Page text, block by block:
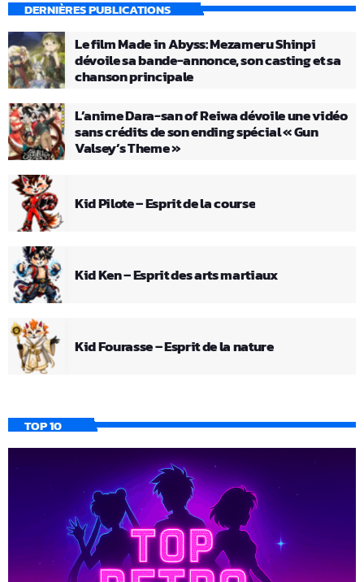
DERNIÈRES PUBLICATIONS
Le film Made in Abyss: Mezameru Shinpi
dévoile sa bande-annonce, son casting et sa
chanson principale
L’anime Dara-san of Reiwa dévoile une vidéo
sans crédits de son ending spécial « Gun
Valsey’s Theme »
Kid Pilote – Esprit de la course
Kid Ken – Esprit des arts martiaux
Kid Fourasse – Esprit de la nature
TOP 10